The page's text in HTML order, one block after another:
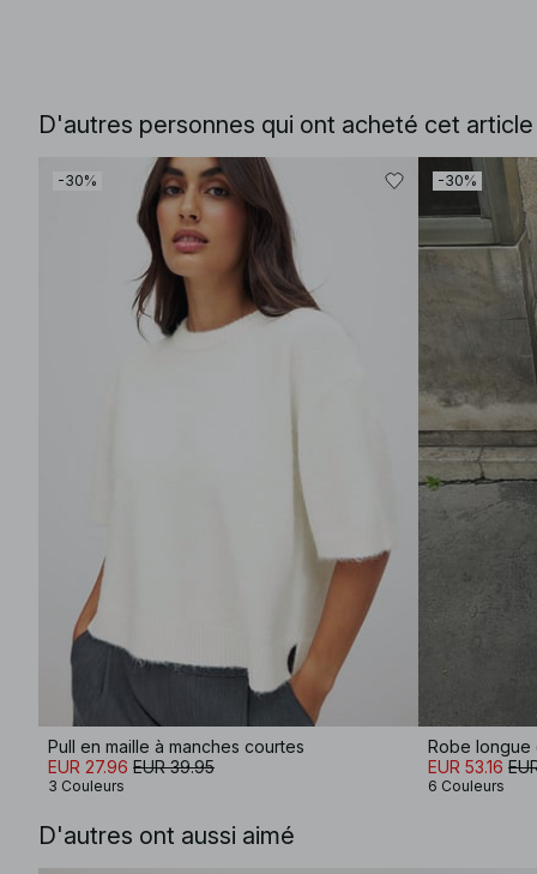
D'autres personnes qui ont acheté cet
-30%
Pull en maille à manches courtes
EUR 27.96 EUR 39.95
3 Couleurs
-30%
EUR 53.16
6 Couleurs
D'autres ont aussi aimé